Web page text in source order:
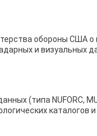
обороны США о
и визуальных
(типа NUFORC,
каталогов